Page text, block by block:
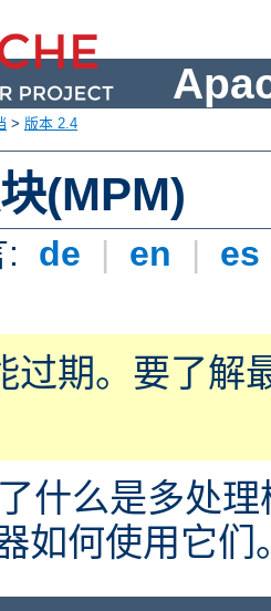
> 版本 2.4
(MPM)
de | en | es
过期。要了解
什么是多处
如何使用它们